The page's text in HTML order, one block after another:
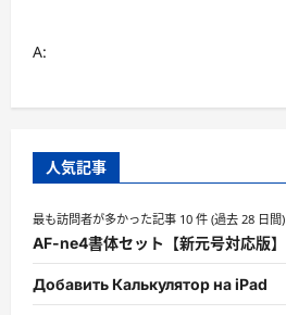
A:
人気記事
最も訪問者が多かった記事 10 件 (過去 28 日間)
AF-ne4書体セット【新元号対応版】
Добавить Калькулятор на iPad